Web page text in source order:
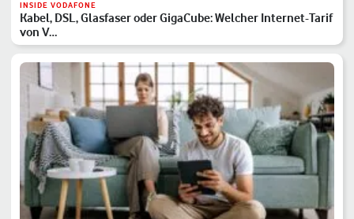
INSIDE VODAFONE
Kabel, DSL, Glasfaser oder GigaCube: Welcher Internet-Tarif
von V…